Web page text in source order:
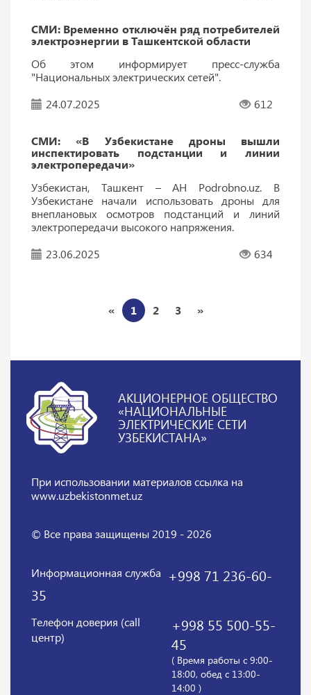
СМИ: Временно отключён ряд потребителей
электроэнергии в Ташкентской области
Об этом информирует пресс-служба
"Национальных электрических сетей".
24.07.2025
612
СМИ: «В Узбекистане дроны вышли
инспектировать подстанции и линии
электропередачи»
Узбекистан, Ташкент – АН Podrobno.uz. В
Узбекистане начали использовать дроны для
внеплановых осмотров подстанций и линий
электропередачи высокого напряжения.
23.06.2025
634
« 1 2 3 »
АКЦИОНЕРНОЕ ОБЩЕСТВО
«НАЦИОНАЛЬНЫЕ
ЭЛЕКТРИЧЕСКИЕ СЕТИ
УЗБЕКИСТАНА»
При использовании материаловссылка на
www.uzbekistonmet.uz
© Все права защищены 2019 - 2026
Информационная служба
+998 71 236-60-
35
Телефон доверия (call
центр)
+998 55 500-55-
45
( Время работы с 9:00-
18:00, обед с 13:00-
14:00 )